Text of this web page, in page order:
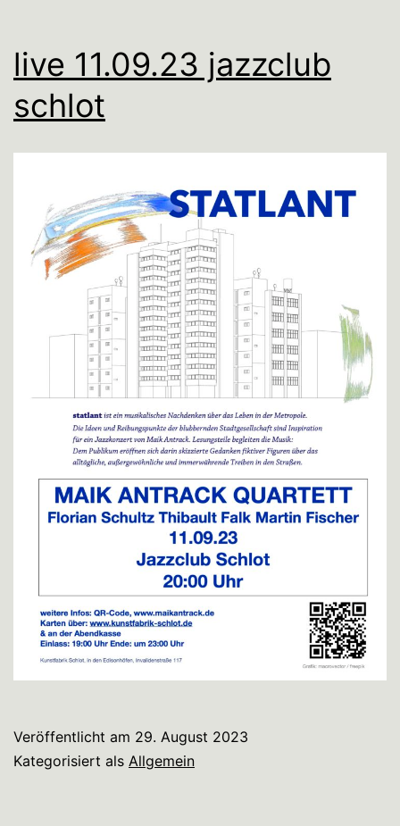
live 11.09.23 jazzclub
schlot
Veröffentlicht am 29. August 2023
Kategorisiert als Allgemein